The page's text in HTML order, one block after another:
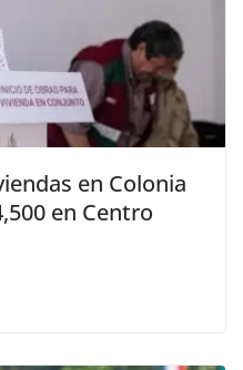
en Colonia
en Centro